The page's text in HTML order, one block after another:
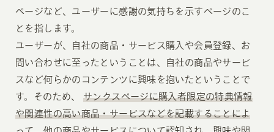
ページなど、ユーザーに感謝の気持ちを示すページのこ
とを指します。
ユーザーが、自社の商品・サービス購入や会員登録、お
問い合わせに至ったということは、自社の商品やサービ
スなど何らかのコンテンツに興味を抱いたということで
す。そのため、 サンクスページに購入者限定の特典情報
や関連性の高い商品・サービスなどを記載することによ